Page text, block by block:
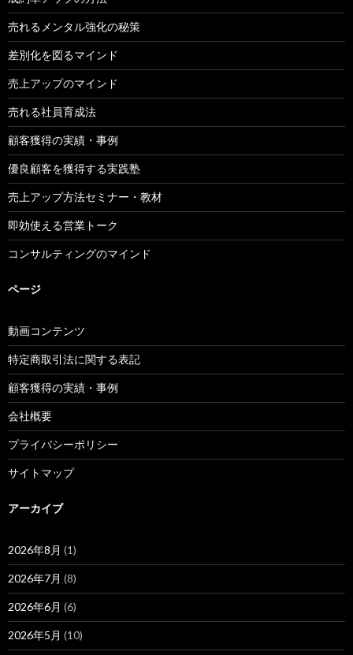
売れるメンタル強化の秘策
差別化を図るマインド
売上アップのマインド
売れる社員育成法
顧客獲得の実績・事例
優良顧客を獲得する実践塾
売上アップ方法セミナー・教材
即効使える営業トーク
コンサルティングのマインド
ページ
動画コンテンツ
特定商取引法に関する表記
顧客獲得の実績・事例
会社概要
プライバシーポリシー
サイトマップ
アーカイブ
2026年8月 (1)
2026年7月 (8)
2026年6月 (6)
2026年5月 (10)